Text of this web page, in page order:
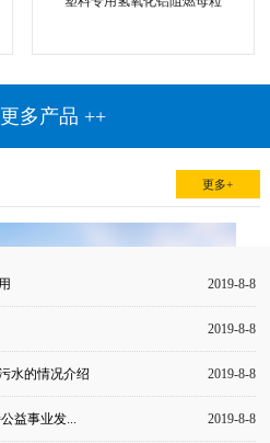
多产品 ++
更多+
2019-8-8
2019-8-8
水的情况介绍 2019-8-8
益事业发... 2019-8-8